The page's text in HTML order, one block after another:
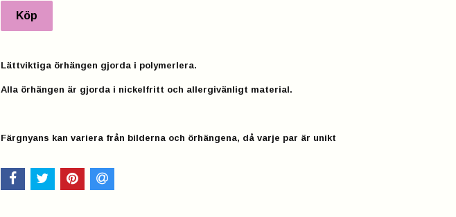
Lättviktiga örhängen gjorda i polymerlera.
Alla örhängen är gjorda i nickelfritt och allergivänligt material.
Färgnyans kan variera från bilderna och örhängena, då varje par är unikt